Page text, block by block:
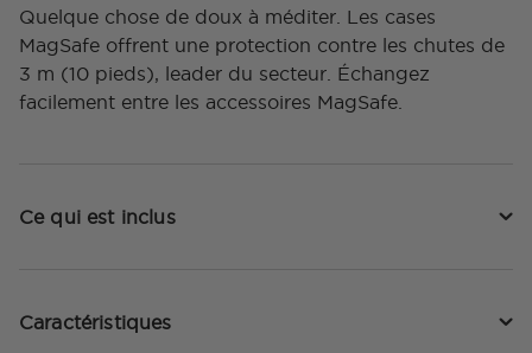
Quelque chose de doux à méditer. Les cases
MagSafe offrent une protection contre les chutes de
3 m (10 pieds), leader du secteur. Échangez
facilement entre les accessoires MagSafe.
Ce qui est inclus
Caractéristiques